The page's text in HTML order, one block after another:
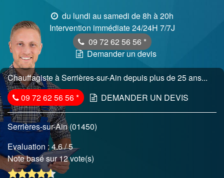
du lundi au samedi de 8h à 20h
Intervention immédiate 24/24H 7/7J
09 72 62 56 56 *
Demander un devis
Chauffagiste à Serrières-sur-Ain depuis plus de 25 ans...
09 72 62 56 56* DEMANDER UN DEVIS
Serrières-sur-Ain (01450)
Evaluation :4.6/ 5
Note basé sur 12 vote(s)